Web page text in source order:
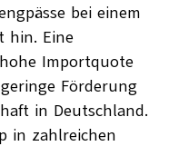
bei einem
hin. Eine
Importquote
Förderung
in Deutschland.
in zahlreichen